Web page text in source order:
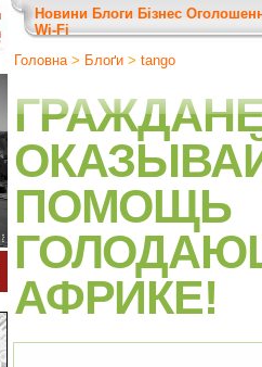
Новини Блоги Бізнес
Wi-Fi
Головна> Блоґи > tango
ПОМОЩЬ
АФРИКЕ!